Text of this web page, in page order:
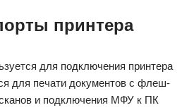
принтера
для подключения принтера
для печати документов с флеш-
и подключения МФУ к ПК